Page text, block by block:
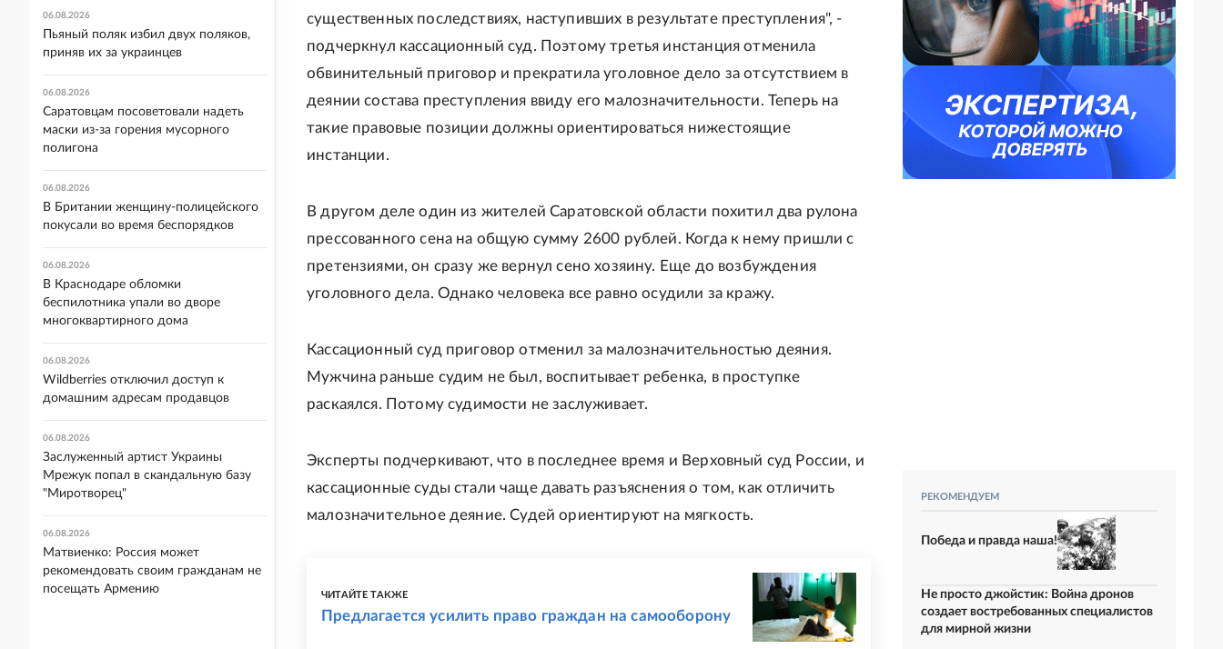
существенных последствиях, наступивших в результате преступления", -
подчеркнул кассационный суд. Поэтому третья инстанция отменила
обвинительный приговор и прекратила уголовное дело за отсутствием в
деянии состава преступления ввиду его малозначительности. Теперь на
такие правовые позиции должны ориентироваться нижестоящие
инстанции.
В другом деле один из жителей Саратовской области похитил два рулона
прессованного сена на общую сумму 2600 рублей. Когда к нему пришли с
претензиями, он сразу же вернул сено хозяину. Еще до возбуждения
уголовного дела. Однако человека все равно осудили за кражу.
Кассационный суд приговор отменил за малозначительностью деяния.
Мужчина раньше судим не был, воспитывает ребенка, в проступке
раскаялся. Потому судимости не заслуживает.
Эксперты подчеркивают, что в последнее время и Верховный суд России, и
кассационные суды стали чаще давать разъяснения о том, как отличить
малозначительное деяние. Судей ориентируют на мягкость.
ЧИТАЙТЕ ТАКЖЕ
Предлагается усилить право граждан на самооборону
РЕКОМЕНДУЕМ
Победа и правда наша!
Не просто джойстик: Война дронов
создает востребованных специалистов
для мирной жизни
06.08.2026
Пьяный поляк избил двух поляков,
приняв их за украинцев
06.08.2026
Саратовцам посоветовали надеть
маски из-за горения мусорного
полигона
06.08.2026
В Британии женщину-полицейского
покусали во время беспорядков
06.08.2026
В Краснодаре обломки
беспилотника упали во дворе
многоквартирного дома
06.08.2026
Wildberries отключил доступ к
домашним адресам продавцов
06.08.2026
Заслуженный артист Украины
Мрежук попал в скандальную базу
"Миротворец"
06.08.2026
Матвиенко: Россия может
рекомендовать своим гражданам не
посещать Армению